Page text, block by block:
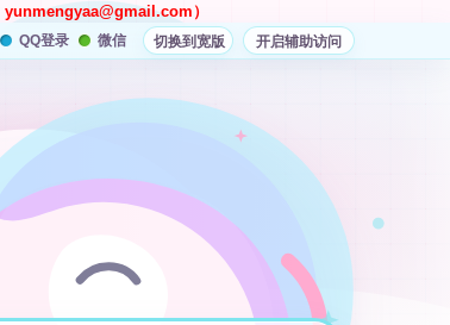
yunmengyaa@gmail.com ）
QQ登录 微信 切换到宽版 开启辅助访问